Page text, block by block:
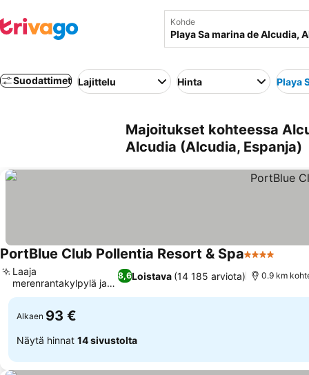
Kohde
Suodattimet Lajittelu Hinta Playa
Majoitukset kohteessa
Alcudia (Alcudia, Espanja)
PortBlue Club Pollentia Resort & Spa4
8,6Loistava (14 185 arviota)
Laaja
merenrantakylpylä ja
hyvinvointi
0.9 km
Alkaen 93 €
Näytä hinnat 14 sivustolta